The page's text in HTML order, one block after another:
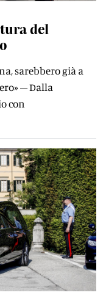
del
sarebbero già a
– Dalla
con